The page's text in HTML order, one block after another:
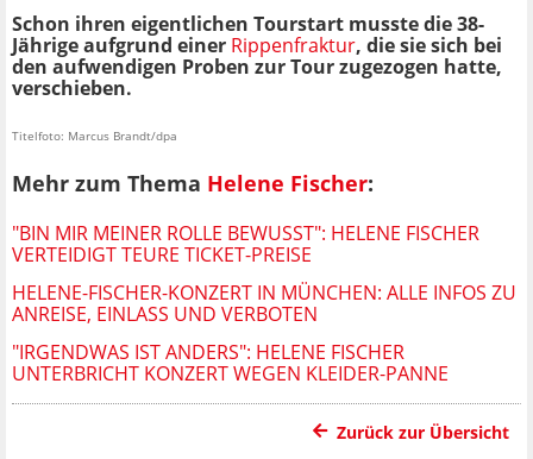
Schon ihren eigentlichen Tourstart musste die 38-
Jährige aufgrund einer Rippenfraktur, die sie sich bei
den aufwendigen Proben zur Tour zugezogen hatte,
verschieben.
Titelfoto: Marcus Brandt/dpa
Mehr zum Thema Helene Fischer:
"BIN MIR MEINER ROLLE BEWUSST": HELENE FISCHER
VERTEIDIGT TEURE TICKET-PREISE
HELENE-FISCHER-KONZERT IN MÜNCHEN: ALLE INFOS ZU
ANREISE, EINLASS UND VERBOTEN
"IRGENDWAS IST ANDERS": HELENE FISCHER
UNTERBRICHT KONZERT WEGEN KLEIDER-PANNE
Zurück zur Übersicht